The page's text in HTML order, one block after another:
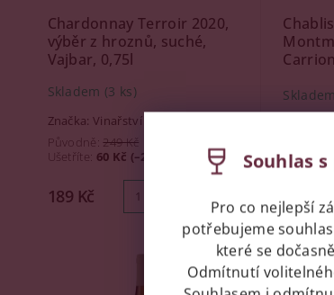
Chardonnay Terroir 2020,
výběr z hroznů, suché,
Vajbar, 0,75l
Skladem (3 ks)
Značka:Vinařství Vajbar
Původně: 249 Kč
Ušetříte: 60 Kč (–24 %)
189 Kč
Skladem
799 Kč
12023
Souhlas
Pro co nejlepší
potřebujeme
které se
Odmítnutí